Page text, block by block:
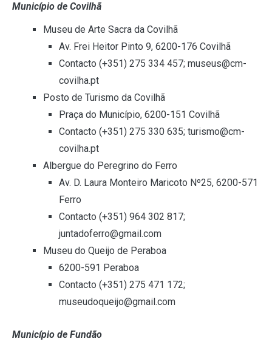
Município de Covilhã
Museu de Arte Sacra da Covilhã
Av. Frei Heitor Pinto 9, 6200-176 Covilhã
Contacto (+351) 275 334 457; museus@cm-
covilha.pt
Posto de Turismo da Covilhã
Praça do Município, 6200-151 Covilhã
Contacto (+351) 275 330 635; turismo@cm-
covilha.pt
Albergue do Peregrino do Ferro
Av. D. Laura Monteiro Maricoto Nº25, 6200-571
Ferro
Contacto (+351) 964 302 817;
juntadoferro@gmail.com
Museu do Queijo de Peraboa
6200-591 Peraboa
Contacto (+351) 275 471 172;
museudoqueijo@gmail.com
Município de Fundão